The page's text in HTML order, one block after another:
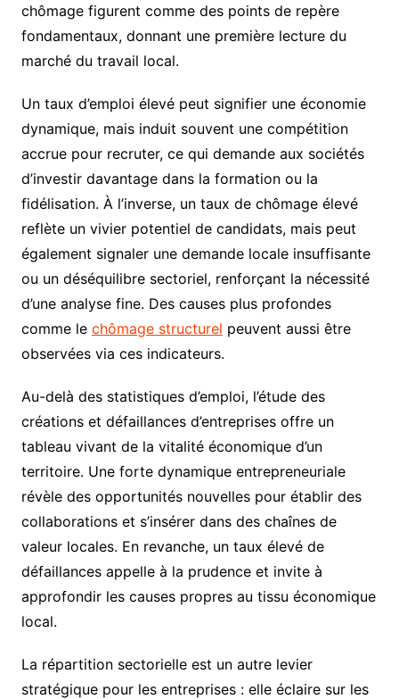
chômage figurent comme des points de repère
fondamentaux, donnant une première lecture du
marché du travail local.
Un taux d’emploi élevé peut signifier une économie
dynamique, mais induit souvent une compétition
accrue pour recruter, ce qui demande aux sociétés
d’investir davantage dans la formation ou la
fidélisation. À l’inverse, un taux de chômage élevé
reflète un vivier potentiel de candidats, mais peut
également signaler une demande locale insuffisante
ou un déséquilibre sectoriel, renforçant la nécessité
d’une analyse fine. Des causes plus profondes
comme le chômage structurel peuvent aussi être
observées via ces indicateurs.
Au-delà des statistiques d’emploi, l’étude des
créations et défaillances d’entreprises offre un
tableau vivant de la vitalité économique d’un
territoire. Une forte dynamique entrepreneuriale
révèle des opportunités nouvelles pour établir des
collaborations et s’insérer dans des chaînes de
valeur locales. En revanche, un taux élevé de
défaillances appelle à la prudence et invite à
approfondir les causes propres au tissu économique
local.
La répartition sectorielle est un autre levier
stratégique pour les entreprises : elle éclaire sur les